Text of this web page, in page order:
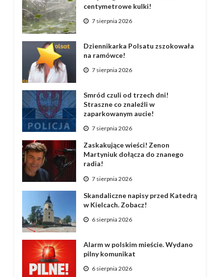
centymetrowe kulki!
7 sierpnia 2026
Dziennikarka Polsatu zszokowała
na ramówce!
7 sierpnia 2026
Smród czuli od trzech dni!
Straszne co znaleźli w
zaparkowanym aucie!
7 sierpnia 2026
Zaskakujące wieści! Zenon
Martyniuk dołącza do znanego
radia!
7 sierpnia 2026
Skandaliczne napisy przed Katedrą
w Kielcach. Zobacz!
6 sierpnia 2026
Alarm w polskim mieście. Wydano
pilny komunikat
6 sierpnia 2026